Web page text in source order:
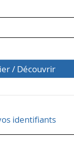
/ Découvrir
identifiants